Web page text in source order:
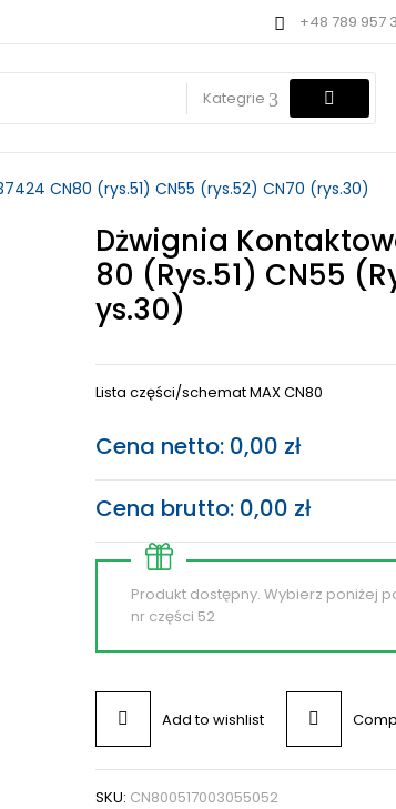
+48 789 957
Kategrie
CN80 (rys.51) CN55 (rys.52) CN70 (rys.30)
Dżwignia
80 (rys.51) CN55
Ys.30)
Lista części/schemat MAX CN80
Cena netto: 0,00 zł
Cena brutto: 0,00 zł
Produkt dostępny. Wybierz poniżej
nr części 52
Add to wishlist
SKU: CN800517003055052